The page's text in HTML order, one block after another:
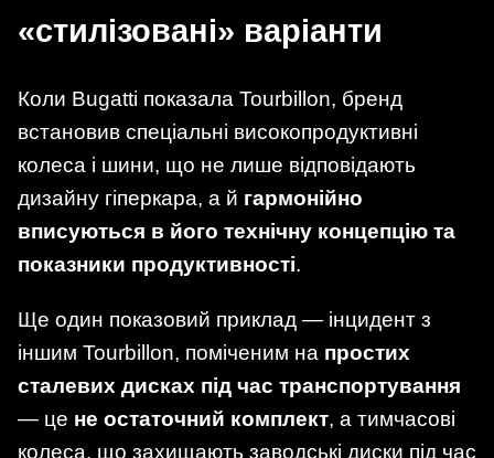
«стилізовані» варіанти
Коли Bugatti показала Tourbillon, бренд
встановив спеціальні високопродуктивні
колеса і шини, що не лише відповідають
дизайну гіперкара, а й гармонійно
вписуються в його технічну концепцію та
показники продуктивності.
Ще один показовий приклад — інцидент з
іншим Tourbillon, поміченим на простих
сталевих дисках під час транспортування
— це не остаточний комплект, а тимчасові
колеса, що захищають заводські диски під час